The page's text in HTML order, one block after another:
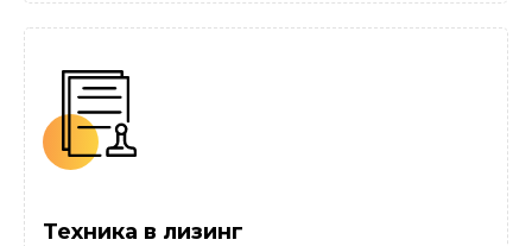
Техника в лизинг